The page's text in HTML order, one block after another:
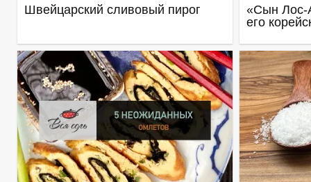
Швейцарский сливовый пирог
«Сын Лос-
его